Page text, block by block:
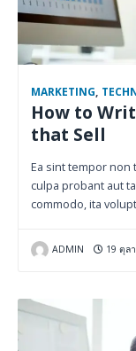
MARKETING
How to
that Sell
Ea sint tempor
culpa probant aut
commodo, ita
ADMIN 19 ตุล